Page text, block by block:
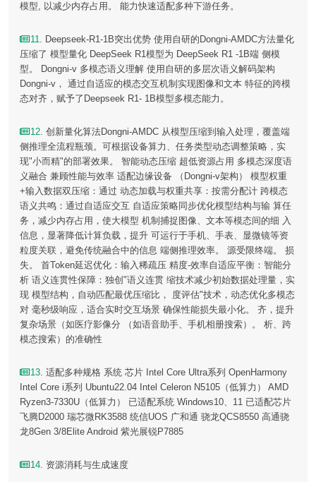
模型, 以减少内存占用。 能力快速适配多种下游任务。
11. Deepseek-R1-1B突出优势 使用自研的Dongni-AMDC方法量化
压缩了 模型量化 DeepSeek R1模型为 DeepSeek R1 -1B端 侧模
型。 Dongni-v 多模态语义理解 使用自研的多层次语义解码架构
Dongni-v， 通过自适应的模态交互机制实现图像和文本 特征的跨模
态对齐，赋予了Deepseek R1- 1B模型多模态能力。
12. 创新量化算法Dongni-AMDC 从模型压缩到输入处理，覆盖端
侧推理全流程瓶颈。可根据设备算力、任务类型动态调整策略，实
现"小而精"的部署效果。 智能动态压缩 超低资源占用 多模态深度语
义融合 兼顾性能与效率 适配边缘设备 （Dongni-v架构） 模型权重
+输入数据双压缩：通过 动态加载与权重共享：按需分配计 跨模态
语义共鸣：通过自适应交互 自适应策略同步优化模型结构与输 算任
务，减少内存占用，使大模型 机制捕捉图像、文本等模态间的细 入
信息，显著降低计算负载，提升 可运行于手机、手表、显微镜等资
粒度关联，避免传统融合中的信息 端侧推理效率。 源受限终端。 损
失。 首Token延迟优化：输入稀疏压 精度-效率自适应平衡：智能分
析 语义连贯性保障：独创"语义连贯 缩技术减少初始数据处理量，实
现 模型结构，自动匹配最优压缩比， 度评估"技术，动态优化多模态
对 毫秒级响应，适合实时交互场景 确保性能损失最小化。 齐，提升
复杂场景（如医疗影像分 （如语音助手、手机相册搜索）。 析、跨
模态搜索）的准确性
13. 适配多种规格 系统 芯片 Intel Core Ultra系列 OpenHarmony
Intel Core i系列 Ubuntu22.04 Intel Celeron N5105（低算力） AMD
Ryzen3-7330U（低算力） 已适配系统 Windows10、11 已适配芯片
飞腾D2000 瑞芯微RK3588 统信UOS 广和通 骁龙QCS8550 高通骁
龙8Gen 3/8Elite Android 紫光展锐P7885
14. 资源消耗与生成速度